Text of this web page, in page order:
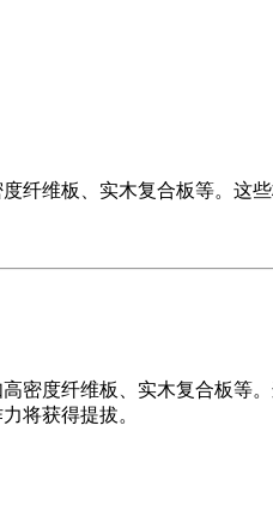
纤维板、实木复合板等。这
度纤维板、实木复合板等
将获得提拔。